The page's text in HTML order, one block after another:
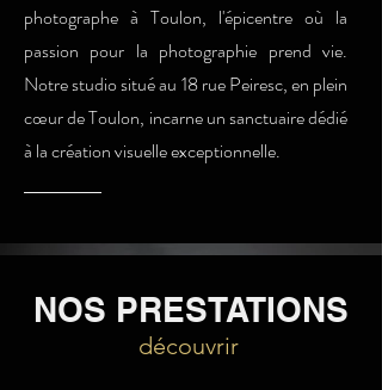
photographe à Toulon, l'épicentre où la
passion pour la photographie prend vie.
Notre studio situé au 18 rue Peiresc, en plein
cœur de Toulon, incarne un sanctuaire dédié
à la création visuelle exceptionnelle.
NOS PRESTATIONS
découvrir